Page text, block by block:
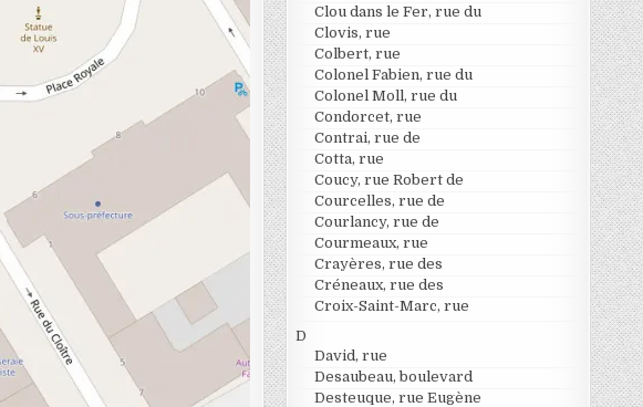
Clou dans le Fer, rue du
Clovis, rue
Colbert, rue
Colonel Fabien, rue du
Colonel Moll, rue du
Condorcet, rue
Contrai, rue de
Cotta, rue
Coucy, rue Robert de
Courcelles, rue de
Courlancy, rue de
Courmeaux, rue
Crayères, rue des
Créneaux, rue des
Croix-Saint-Marc, rue
D
David, rue
Desaubeau, boulevard
Desteuque, rue Eugène